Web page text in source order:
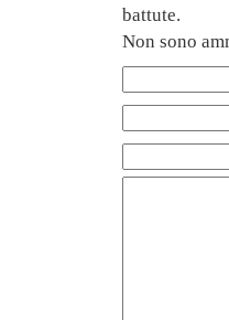
battute.
Non sono